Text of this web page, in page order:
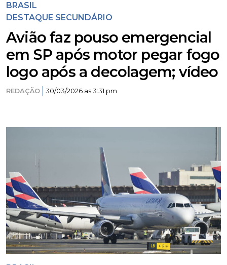
BRASIL
DESTAQUE SECUNDÁRIO
Avião faz pouso emergencial
em SP após motor pegar fogo
logo após a decolagem; vídeo
REDAÇÃO 30/03/2026 as 3:31 pm